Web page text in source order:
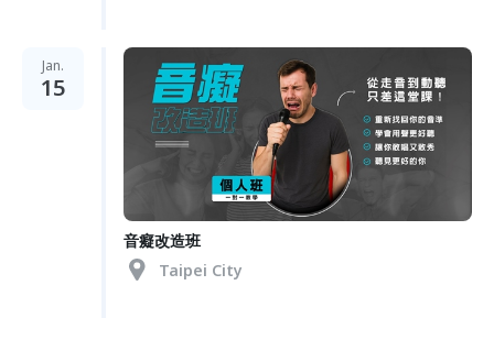
Jan.
15
音癡改造班
Taipei City